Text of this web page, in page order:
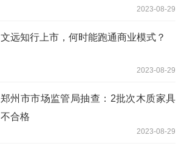
2023-08-29
文远知行上市，何时能跑通商业模式？
2023-08-29
郑州市市场监管局抽查：2批次木质家具
不合格
2023-08-29